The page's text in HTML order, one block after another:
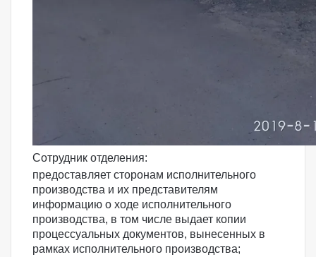
Сотрудник отделения:
предоставляет сторонам исполнительного
производства и их представителям
информацию о ходе исполнительного
производства, в том числе выдает копии
процессуальных документов, вынесенных в
рамках исполнительного производства;